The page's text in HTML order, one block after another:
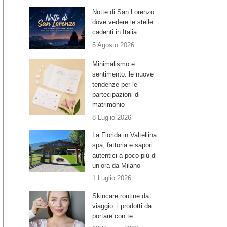
Notte di San Lorenzo:
dove vedere le stelle
cadenti in Italia
5 Agosto 2026
Minimalismo e
sentimento: le nuove
tendenze per le
partecipazioni di
matrimonio
8 Luglio 2026
La Fiorida in Valtellina:
spa, fattoria e sapori
autentici a poco più di
un’ora da Milano
1 Luglio 2026
Skincare routine da
viaggio: i prodotti da
portare con te